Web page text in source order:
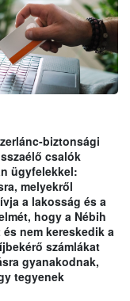
biztonsági
csalók
ügyfelekkel:
melyekről
a lakosság és a
hogy a Nébih
nem kereskedik a
számlákat
gyanakodnak,
tegyenek